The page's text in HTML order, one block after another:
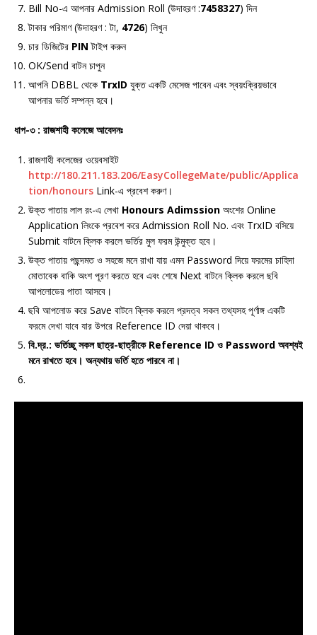
Bill No-এ আপনার Admission Roll (উদাহরণ :7458327) দিন
টাকার পরিমাণ (উদাহরণ : টা, 4726) লিখুন
চার ডিজিটের PIN টাইপ করুন
OK/Send বাটন চাপুন
আপনি DBBL থেকে TrxID যুক্ত একটি মেসেজ পাবেন এবং স্বয়ংক্রিয়ভাবে
আপনার ভর্তি সম্পন্ন হবে।
ধাপ-৩ : রাজশাহী কলেজে আবেদনঃ
রাজশাহী কলেজের ওয়েবসাইট
http://180.211.183.206/EasyCollegeMate/public/Applica
tion/honours Link-এ প্রবেশ করুণ।
উক্ত পাতায় লাল রং-এ লেখা Honours Adimssion অংশের Online
Application লিংকে প্রবেশ করে Admission Roll No. এবং TrxID বসিয়ে
Submit বাটনে ক্লিক করলে ভর্তির মুল ফরম উন্মুক্ত হবে।
উক্ত পাতায় পছন্দমত ও সহজে মনে রাখা যায় এমন Password দিয়ে ফরমের চাহিদা
মোতাবেক বাকি অংশ পূরণ করতে হবে এবং শেষে Next বাটনে ক্লিক করলে ছবি
আপলোডের পাতা আসবে।
ছবি আপলোড করে Save বাটনে ক্লিক করলে প্রদত্ব সকল তথ্যসহ পূর্ণাঙ্গ একটি
ফরমে দেখা যাবে যার উপরে Reference ID দেয়া থাকবে।
বি.দ্র.: ভর্তিচ্ছু সকল ছাত্র-ছাত্রীকে Reference ID ও Password অবশ্যই
মনে রাখতে হবে। অন্যথায় ভর্তি হতে পারবে না।